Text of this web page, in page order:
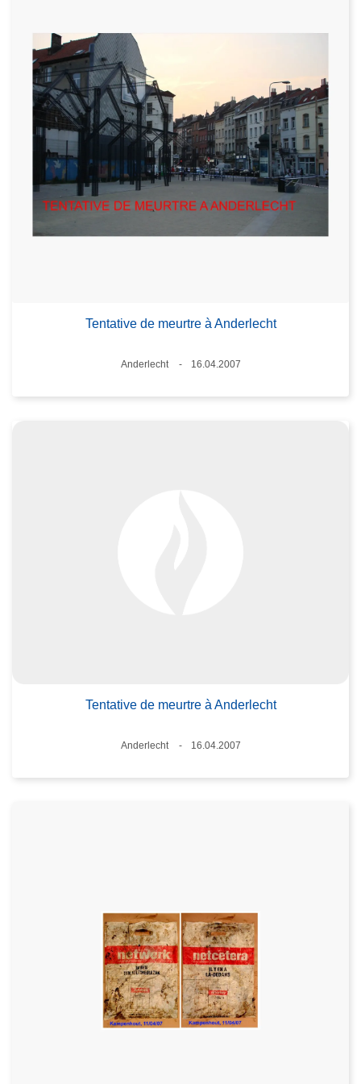
Tentative de meurtre à Anderlecht
Lieux
Anderlecht
16.04.2007
Tentative de meurtre à Anderlecht
Lieux
Anderlecht
16.04.2007